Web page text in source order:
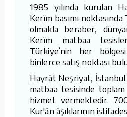
1985 yılında kurulan
Kerîm basımı
olmakla beraber,
Kerîm matbaa
Türkiye’nin her
binlerce satış noktası
Hayrât Neşriyat, İstanbul
matbaa tesisinde toplam
hizmet vermektedir.
Kur'ân âşıklarının